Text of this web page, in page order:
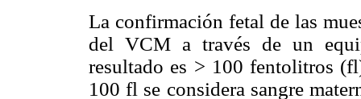
La confirmación fetal de las
del VCM a través de un
resultado es > 100 fentolitros
100 fl se considera sangre